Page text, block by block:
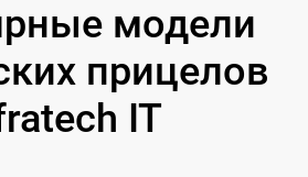
модели
прицелов
IT